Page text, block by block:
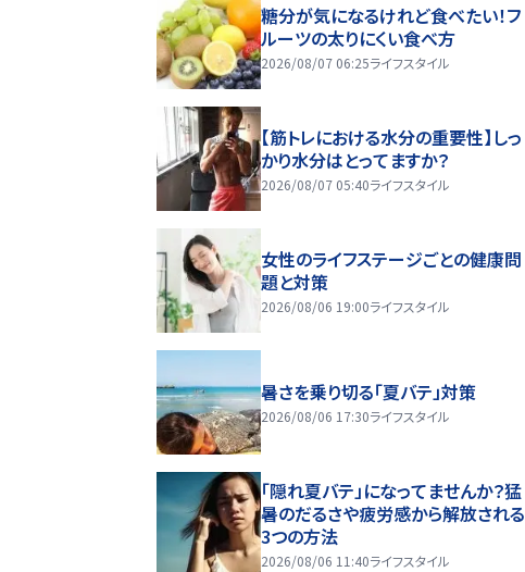
糖分が気になるけれど食べたい！フ
ルーツの太りにくい食べ方
2026/08/07 06:25ライフスタイル
【筋トレにおける水分の重要性】しっ
かり水分はとってますか？
2026/08/07 05:40ライフスタイル
女性のライフステージごとの健康問
題と対策
2026/08/06 19:00ライフスタイル
暑さを乗り切る「夏バテ」対策
2026/08/06 17:30ライフスタイル
「隠れ夏バテ」になってませんか？猛
暑のだるさや疲労感から解放される
3つの方法
2026/08/06 11:40ライフスタイル